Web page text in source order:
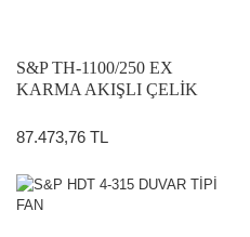
S&P TH-1100/250 EX
KARMA AKIŞLI ÇELİK
87.473,76 TL